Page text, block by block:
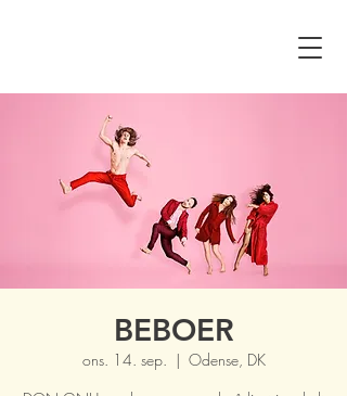
BEBOER
ons. 14. sep.
  |
Odense, DK